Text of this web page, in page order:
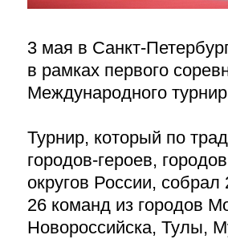
3 мая в Санкт-
в рамках первого
Международного
Турнир, который по
городов-героев,
округов России,
26 команд из городов
Новороссийска, Тулы,